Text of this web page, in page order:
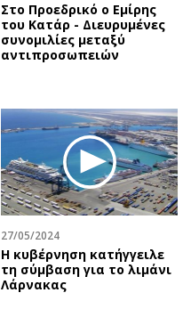
Στο Προεδρικό ο Εμίρης
του Κατάρ - Διευρυμένες
συνομιλίες μεταξύ
αντιπροσωπειών
27/05/2024
Η κυβέρνηση κατήγγειλε
τη σύμβαση για το λιμάνι
Λάρνακας